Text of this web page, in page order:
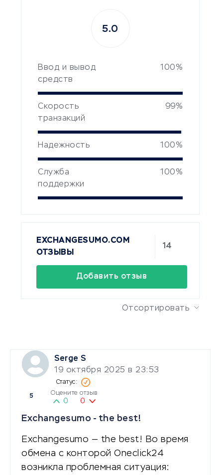
Ввод и вывод
средств
100%
Скорость
транзакций
99%
Надежность 100%
Служба
поддержки
100%
5.0
EXCHANGESUMO.COM
ОТЗЫВЫ
14
Добавить отзыв
Отсортировать
Serge S
19 октября 2025 в 23:53
5 Оцените отзыв
0 0
Exchangesumo - the best!
Exchangesumo — the best! Во время
обмена с конторой Oneclick24
возникла проблемная ситуация: